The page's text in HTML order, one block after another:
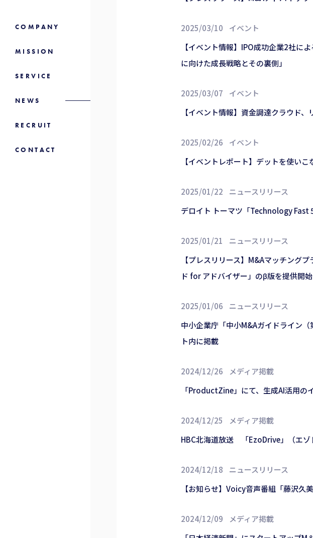
2025/03/10
イベント
【イベント情報】IPO成功企業2社に
に向けた成長戦略とその裏側」
2025/03/07
イベント
【イベント情報】資金調達クラウド
2025/02/26
イベント
【イベントレポート】デットを使い
2025/01/22
ニュースリリース
デロイト トーマツ「Technology
2025/01/21
ニュースリリース
【プレスリリース】M&Aマッチング
ド for アドバイザー」のβ版を提供開始
2025/01/06
ニュースリリース
中小企業庁「中小M&Aガイドライン
ト内に掲載
2024/12/26
メディア掲載
「ProductZine」にて、生成AI活用の
2024/12/25
メディア掲載
HBC北海道放送 「EzoDrive」（エゾ
2024/12/18
ニュースリリース
【お知らせ】Voicy音声番組「藤沢久
2024/12/09
メディア掲載
COMPANY
MISSION
SERVICE
NEWS
RECRUIT
CONTACT